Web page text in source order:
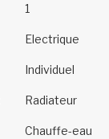
1
Electrique
Individuel
Radiateur
Chauffe-eau